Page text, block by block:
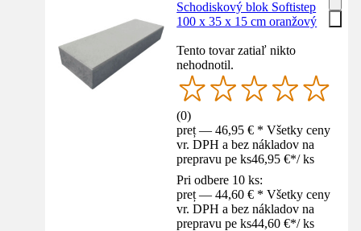
Schodiskový blok Softistep
100 x 35 x 15 cm oranžový
Tento tovar zatiaľ nikto
nehodnotil.
(0)
preț — 46,95 € * Všetky ceny
vr. DPH a bez nákladov na
prepravu pe ks46,95 €*/ ks
Pri odbere 10 ks:
preț — 44,60 € * Všetky ceny
vr. DPH a bez nákladov na
prepravu pe ks44,60 €*/ ks